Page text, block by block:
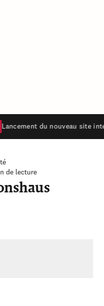
Lancement du nouveau site
de lecture